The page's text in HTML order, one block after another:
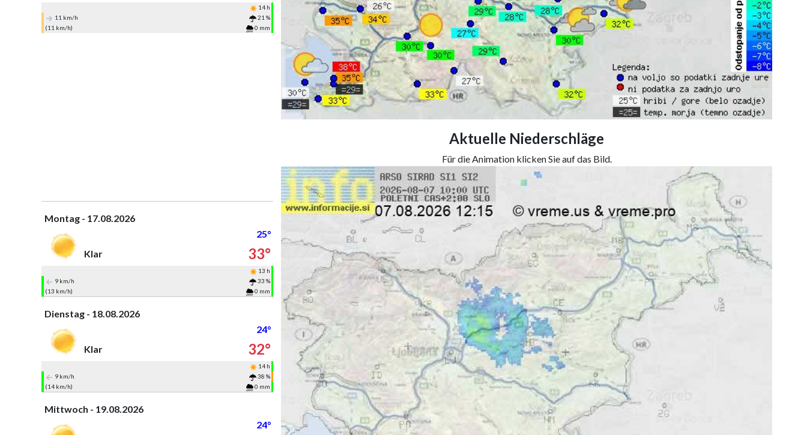
14 h
11 km/h
21 %
(11 km/h)
0 mm
Montag - 17.08.2026
25°
Klar
33°
13 h
9 km/h
33 %
(13 km/h)
0 mm
Dienstag - 18.08.2026
24°
Klar
32°
14 h
9 km/h
38 %
(14 km/h)
0 mm
Mittwoch - 19.08.2026
24°
Aktuelle Niederschläge
Für die Animation klicken Sie auf das Bild.